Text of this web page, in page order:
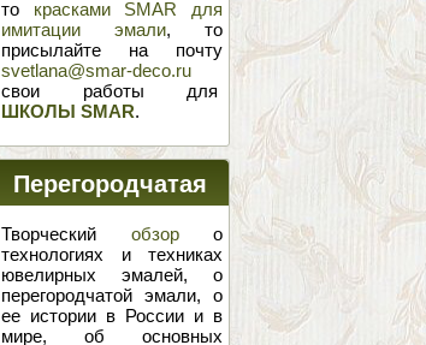
то красками SMAR для
имитации эмали, то
присылайте на почту
svetlana@smar-deco.ru
свои работы для
ШКОЛЫ SMAR.
Перегородчатая
эмаль
Творческий обзоро
технологиях и техниках
ювелирных эмалей, о
перегородчатой эмали, о
ее истории в России и в
мире, об основных